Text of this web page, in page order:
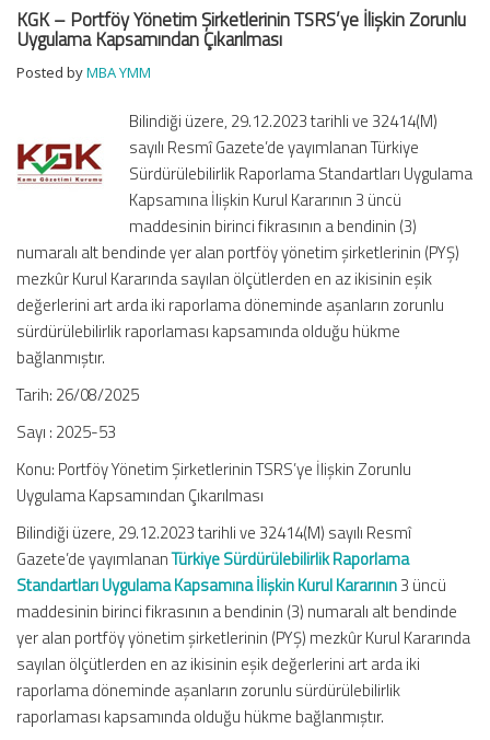
–
Portföy
Şirketlerinin
İlişkin
Zorunlu
Uygulama
Kapsamından
Çıkarılması
KGK – Portföy Yönetim Şirketlerinin TSRS’ye İlişkin Zorunlu
Uygulama Kapsamından Çıkarılması
Posted byMBA YMM
Bilindiği üzere, 29.12.2023 tarihli ve 32414(M)
sayılı Resmî Gazete’de yayımlanan Türkiye
Sürdürülebilirlik Raporlama Standartları Uygulama
Kapsamına İlişkin Kurul Kararının 3 üncü
maddesinin birinci fikrasının a bendinin (3)
numaralı alt bendinde yer alan portföy yönetim şirketlerinin (PYŞ)
mezkûr Kurul Kararında sayılan ölçütlerden en az ikisinin eşik
değerlerini art arda iki raporlama döneminde aşanların zorunlu
sürdürülebilirlik raporlaması kapsamında olduğu hükme
bağlanmıştır.
Tarih: 26/08/2025
Sayı : 2025-53
Konu: Portföy Yönetim Şirketlerinin TSRS’ye İlişkin Zorunlu
Uygulama Kapsamından Çıkarılması
Bilindiği üzere, 29.12.2023 tarihli ve 32414(M) sayılı Resmî
Gazete’de yayımlananTürkiye Sürdürülebilirlik Raporlama
Standartları Uygulama Kapsamına İlişkin Kurul Kararının3 üncü
maddesinin birinci fikrasının a bendinin (3) numaralı alt bendinde
yer alan portföy yönetim şirketlerinin (PYŞ) mezkûr Kurul Kararında
sayılan ölçütlerden en az ikisinin eşik değerlerini art arda iki
raporlama döneminde aşanların zorunlu sürdürülebilirlik
raporlaması kapsamında olduğu hükme bağlanmıştır.